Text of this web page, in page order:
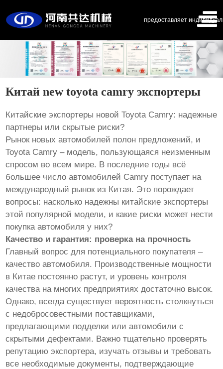
предоставляет
Китай new toyota camry экспортеры
Китайские экспортеры новой Toyota Camry: надежные
партнеры или скрытые риски?
Рынок новых автомобилей полон предложений, и
Toyota Camry – модель, пользующаяся неизменным
спросом во всем мире. В последние годы всё
большее число автомобилей Camry поступает на
международный рынок из Китая. Это порождает
вопросы: насколько надежны китайские экспортеры
этой популярной модели, и какие риски может нести
покупка автомобиля у них?
Качество и гарантия: проверка на прочность
Главный вопрос для потенциального покупателя –
качество автомобиля. Производственные мощности
в Китае постоянно растут, и уровень контроля
качества на многих предприятиях достаточно высок.
Однако, всегда существует вероятность столкнуться
с недобросовестными поставщиками,
предлагающими подделки или автомобили с
скрытыми дефектами. Важно тщательно проверять
репутацию экспортера, изучать отзывы и требовать
все необходимые документы, подтверждающие